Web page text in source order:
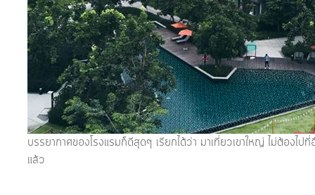
บรรยากาศของโรงแรมก็ดีสุดๆ เรียกได้ว่า มาเที่ยวเขาใหญ่ ไม่ต้องไป
แล้ว